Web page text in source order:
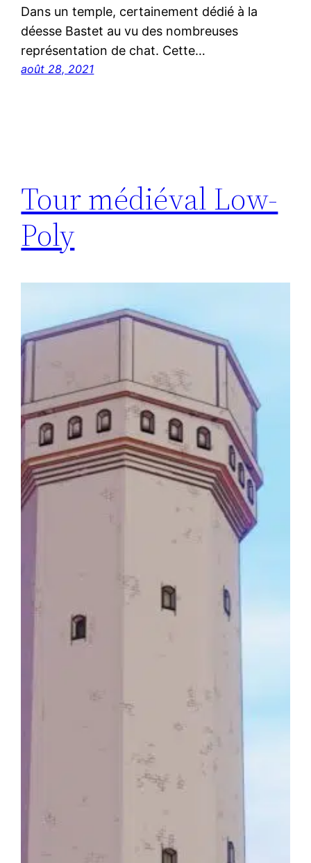
Dans un temple, certainement dédié à la
déesse Bastet au vu des nombreuses
représentation de chat. Cette…
août 28, 2021
Tour médiéval Low-
Poly